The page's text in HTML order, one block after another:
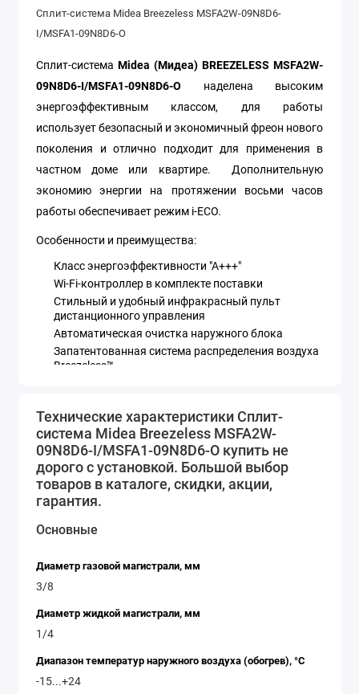
Сплит-система Midea Breezeless MSFA2W-09N8D6-
I/MSFA1-09N8D6-O
Сплит-система Midea (Мидеа) BREEZELESS MSFA2W-
09N8D6-I/MSFA1-09N8D6-O наделена высоким
энергоэффективным классом, для работы
использует безопасный и экономичный фреон нового
поколения и отлично подходит для применения в
частном доме или квартире. Дополнительную
экономию энергии на протяжении восьми часов
работы обеспечивает режим i-ECO.
Особенности и преимущества:
Класс энергоэффективности "А+++"
Wi-Fi-контроллер в комплекте поставки
Стильный и удобный инфракрасный пульт
дистанционного управления
Автоматическая очистка наружного блока
Запатентованная система распределения воздуха
Breezeless™
образной формы
Первая в мире система воздухораспределения
TwinFlap™ имеющая 7928 мини-отверстий
специальной формы Matrix
Стабильная работа на обогрев при -15 градусов
наружной температуры
Комфорт при стабильной температуре
Режим «i-ECO»
CoolBoost — ускоренное охлаждение всего за 6
секунд
Inverter Quattro
Обновленная серия инверторных сплит-систем
BREEZELESS (MSFA) известной торговой марки Midea
наделена множеством режимов, функций,
Технические характеристики Сплит-
система Midea Breezeless MSFA2W-
09N8D6-I/MSFA1-09N8D6-O купить не
дорого с установкой. Большой выбор
товаров в каталоге, скидки, акции,
гарантия.
Основные
Диаметр газовой магистрали, мм
3/8
Диаметр жидкой магистрали, мм
1/4
Диапазон температур наружного воздуха (обогрев), °C
-15...+24